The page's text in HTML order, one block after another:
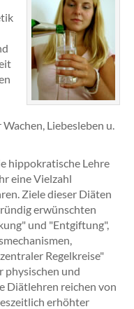
Liebesleben u.
hippokratische Lehre
eine Vielzahl
Ziele dieser Diäten
erwünschten
und "Entgiftung",
Regelkreise"
physischen und
Diätlehren reichen von
erhöhter